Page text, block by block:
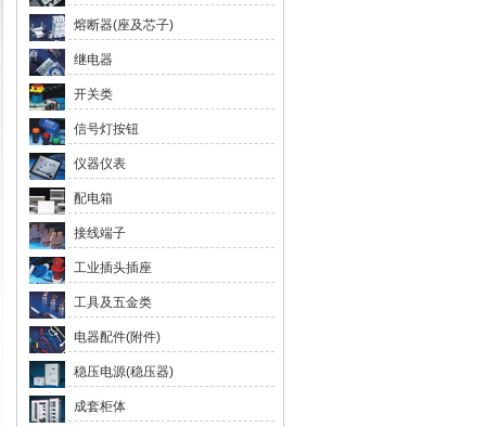
熔断器(座及芯子)
继电器
开关类
信号灯按钮
仪器仪表
配电箱
接线端子
工业插头插座
工具及五金类
电器配件(附件)
稳压电源(稳压器)
成套柜体